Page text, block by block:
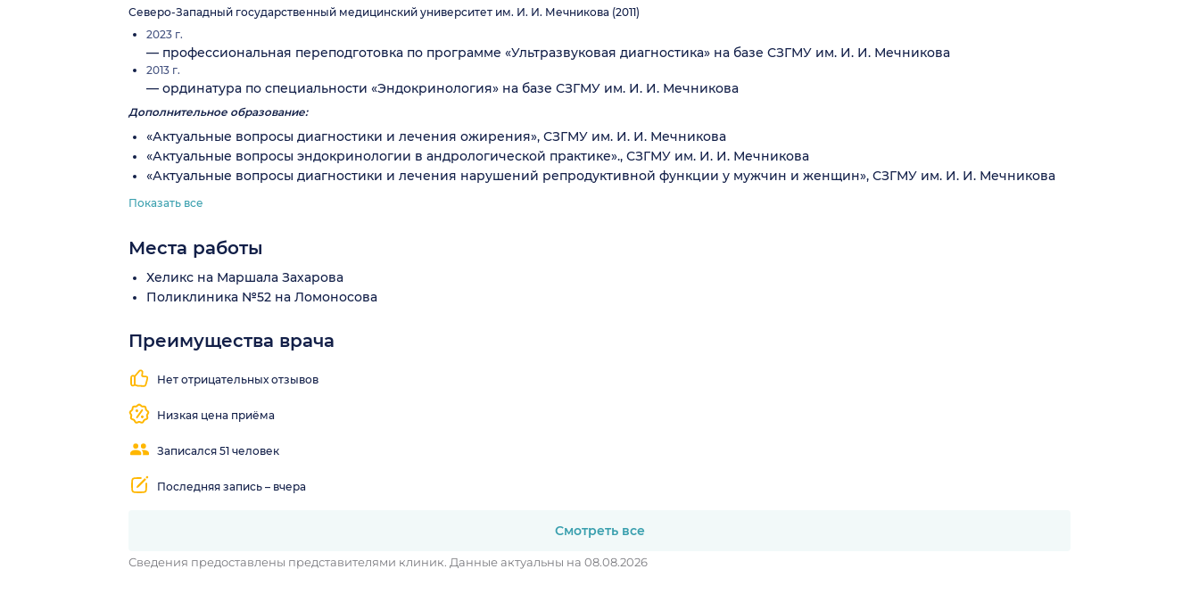
Северо-Западный государственный медицинский университет им. И. И. Мечникова (2011)
2023 г.
— профессиональная переподготовка по программе «Ультразвуковая диагностика» на базе СЗГМУ им. И. И. Мечникова
2013 г.
— ординатура по специальности «Эндокринология» на базе СЗГМУ им. И. И. Мечникова
Дополнительное образование:
«Актуальные вопросы диагностики и лечения ожирения», СЗГМУ им. И. И. Мечникова
«Актуальные вопросы эндокринологии в андрологической практике»., СЗГМУ им. И. И. Мечникова
«Актуальные вопросы диагностики и лечения нарушений репродуктивной функции у мужчин и женщин», СЗГМУ им. И. И. Мечникова
Показать все
Места работы
Хеликс на Маршала Захарова
Поликлиника №52 на Ломоносова
Преимущества врача
Нет отрицательных отзывов
Низкая цена приёма
Записался 51 человек
Последняя запись – вчера
объяснения
Смотреть все
Сведения предоставлены представителями клиник. Данные актуальны на 08.08.2026